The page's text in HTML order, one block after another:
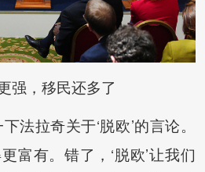
强，移民还多了
法拉奇关于‘脱欧’的言论。
富有。错了，‘脱欧’让我们